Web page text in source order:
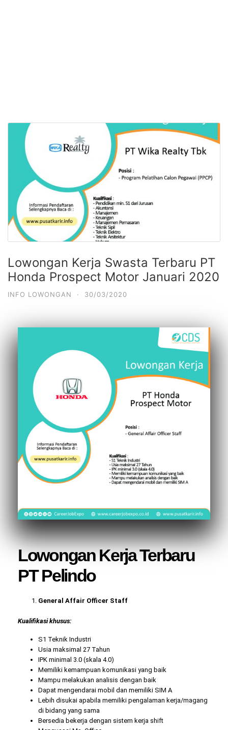
Lowongan Kerja Swasta Terbaru PT
Honda Prospect Motor Januari 2020
INFO LOWONGAN · 30/03/2020
Lowongan Kerja Terbaru
PT Pelindo
General Affair Officer Staff
Kualifikasi khusus:
S1 Teknik Industri
Usia maksimal 27 Tahun
IPK minimal 3.0 (skala 4.0)
Memiliki kemampuan komunikasi yang baik
Mampu melakukan analisis dengan baik
Dapat mengendarai mobil dan memiliki SIM A
Lebih disukai apabila memiliki pengalaman kerja/magang
di bidang yang sama
Bersedia bekerja dengan sistem kerja shift